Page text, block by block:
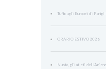
Tuffi: agli Europei di Parigi
ORARIO ESTIVO 2026
Nuoto, gli atleti